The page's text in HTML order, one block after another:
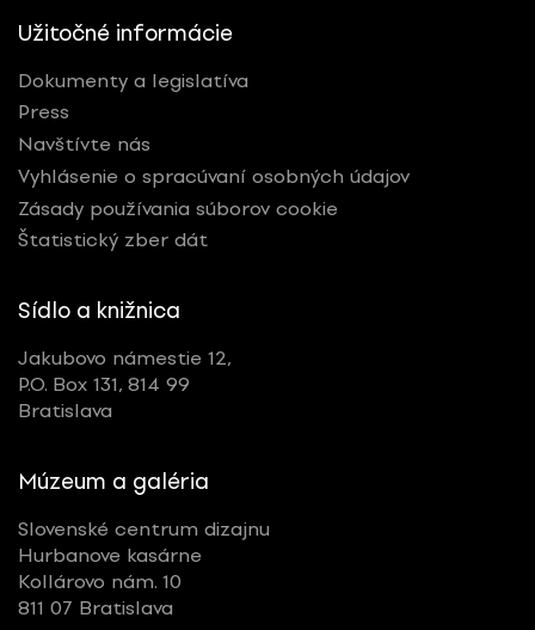
Užitočné informácie
Dokumenty a legislatíva
Press
Navštívte nás
Vyhlásenie o spracúvaní osobných údajov
Zásady používania súborov cookie
Štatistický zber dát
Sídlo a knižnica
Jakubovo námestie 12,
P.O. Box 131, 814 99
Bratislava
Múzeum a galéria
Slovenské centrum dizajnu
Hurbanove kasárne
Kollárovo nám. 10
811 07 Bratislava